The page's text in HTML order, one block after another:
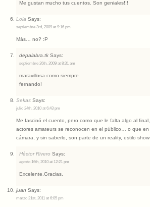
Me gustan mucho tus cuentos. Son geniales!!!
Lola Says:
septiembre 3rd, 2009 at 9:16 pm
Más… no? :P
depalabra.tk Says:
septiembre 26th, 2009 at 8:31 am
maravillosa como siempre
fernando!
Sekas Says:
julio 24th, 2010 at 6:43 pm
Me fascinó el cuento, pero como que le falta algo al
actores amateurs se reconocen en el público… o que
cámara, y sin saberlo, son parte de un reality, estilo
Héctor Rivero Says:
agosto 16th, 2010 at 12:21 pm
Excelente.Gracias.
juan Says:
marzo 21st, 2011 at 6:05 pm